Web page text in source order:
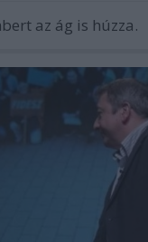
az ág is húzza.